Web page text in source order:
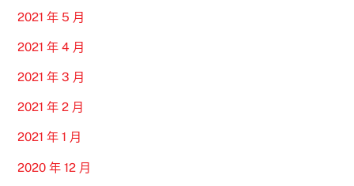
2021 年 5 月
2021 年 4 月
2021 年 3 月
2021 年 2 月
2021 年 1 月
2020 年 12 月